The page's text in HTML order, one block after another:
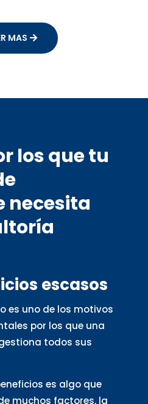
MAS
los que tu
necesita
escasos
es uno de los motivos
por los que una
todos sus
es algo que
muchos factores, la